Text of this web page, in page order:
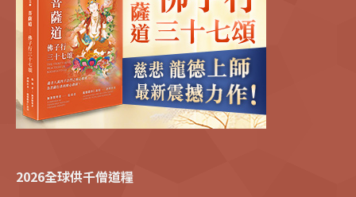
2026全球供千僧道糧